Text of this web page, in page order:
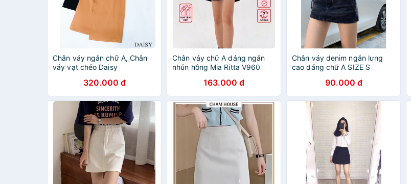
Chân váy ngắn chữ A, Chân
váy vạt chéo Daisy
320.000 đ
Chân váy chữ A dáng ngắn
nhún hông Mia Ritta V960
163.000 đ
Chân váy denim ngắn lưng
cao dáng chữ A SIZE S
90.000 đ